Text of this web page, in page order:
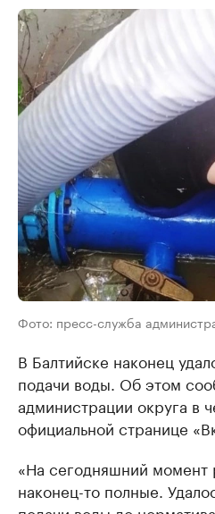
Фото: пресс-служба
В Балтийске наконец
подачи воды. Об этом
администрации округа в
официальной странице
«На сегодняшний
наконец-то полные.